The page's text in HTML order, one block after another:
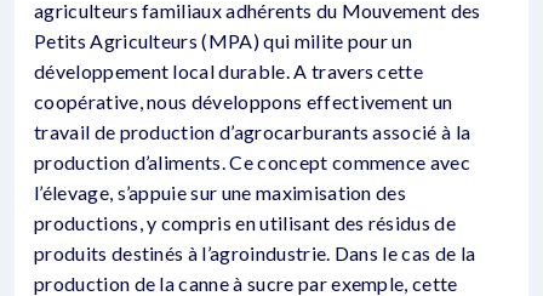
agriculteurs familiaux adhérents du Mouvement des
Petits Agriculteurs (MPA) qui milite pour un
développement local durable. A travers cette
coopérative, nous développons effectivement un
travail de production d’agrocarburants associé à la
production d’aliments. Ce concept commence avec
l’élevage, s’appuie sur une maximisation des
productions, y compris en utilisant des résidus de
produits destinés à l’agroindustrie. Dans le cas de la
production de la canne à sucre par exemple, cette